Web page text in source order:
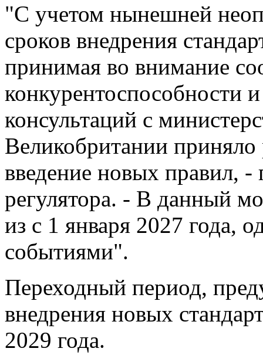
"С учетом нынешней
сроков внедрения
принимая во внимание
конкурентоспособности
консультаций с
Великобритании
введение новых правил, -
регулятора. - В данный
из с 1 января 2027 года,
событиями".
Переходный период,
внедрения новых
2029 года.